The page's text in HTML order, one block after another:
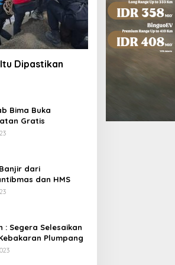
Dipastikan
Bima Buka
Gratis
dari
dan HMS
: Segera Selesaikan
Plumpang